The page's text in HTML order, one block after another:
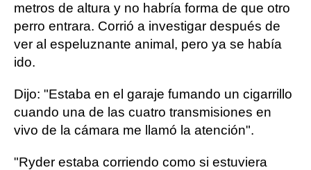
metros de altura y no habría forma de que otro
perro entrara. Corrió a investigar después de
ver al espeluznante animal, pero ya se había
ido.
Dijo: "Estaba en el garaje fumando un cigarrillo
cuando una de las cuatro transmisiones en
vivo de la cámara me llamó la atención".
"Ryder estaba corriendo como si estuviera